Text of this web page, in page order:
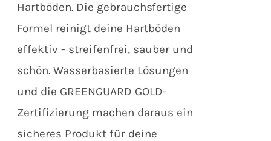
Hartböden. Die gebrauchsfertige
Formel reinigt deine Hartböden
effektiv - streifenfrei, sauber und
schön. Wasserbasierte Lösungen
und die GREENGUARD GOLD-
Zertifizierung machen daraus ein
sicheres Produkt für deine